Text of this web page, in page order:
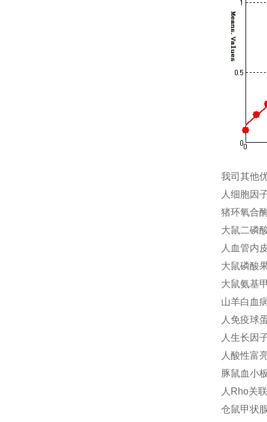
我司其他
人细胞因
猪环氧合
大鼠二磷
人血管内
大鼠磷酸
大鼠氨基
山羊白血
人免疫球
人生长因
人酸性富
豚鼠血小
人Rho关
仓鼠甲状